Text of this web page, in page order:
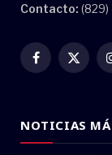
Contacto: (829)
Facebook
X
NOTICIAS